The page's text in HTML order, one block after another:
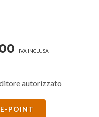
IVA INCLUSA
autorizzato
POINT